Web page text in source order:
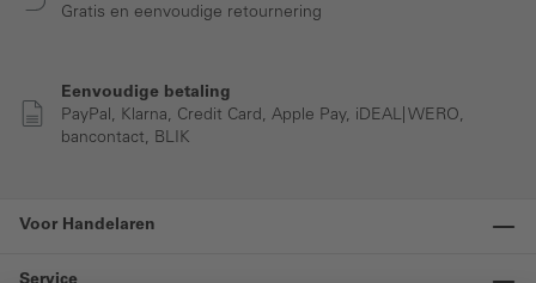
Gratis en eenvoudige retournering
Eenvoudige betaling
PayPal, Klarna, Credit Card, Apple Pay, iDEAL| WERO,
bancontact, BLIK
Voor Handelaren